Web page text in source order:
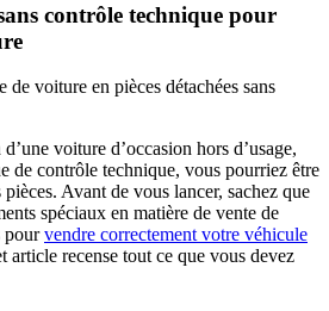
contrôle technique pour
de voiture en pièces détachées sans
voiture d’occasion hors d’usage,
de contrôle technique, vous pourriez être
Avant de vous lancer, sachez que
spéciaux en matière de vente de
pourvendre correctement votre véhicule
article recense tout ce que vous devez